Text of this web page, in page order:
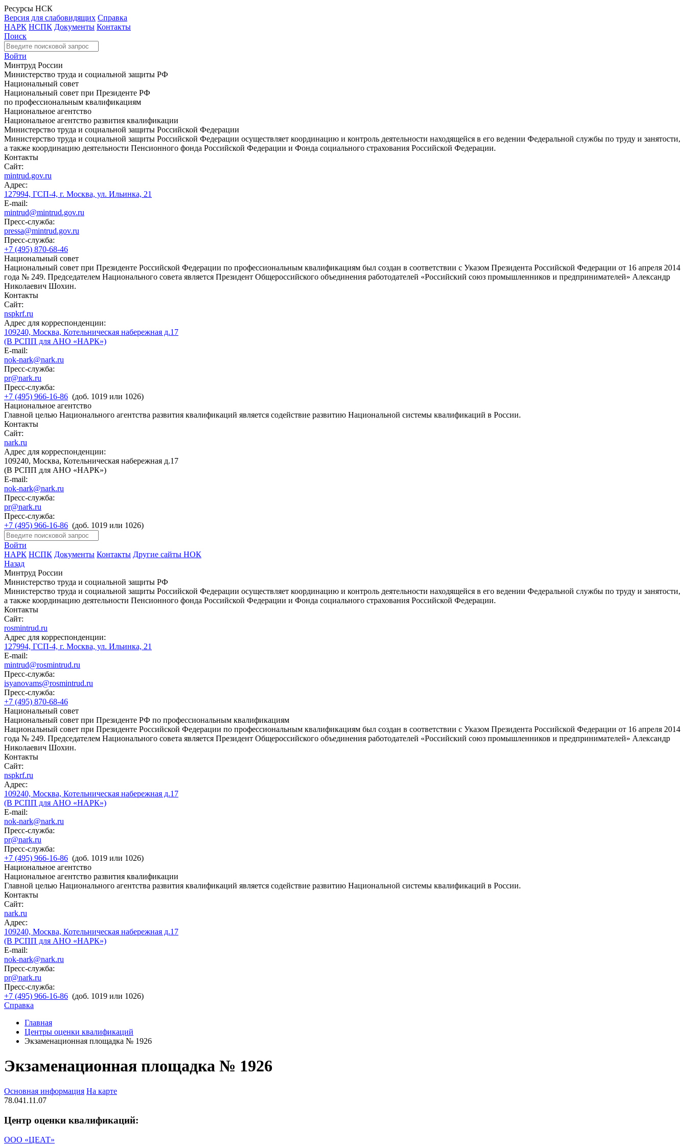
Ресурсы НСК
Версия для слабовидящих Справка
НАРК НСПК Документы Контакты
Поиск
Войти
Минтруд России
Министерство труда и социальной защиты РФ
Национальный совет
Национальный совет при Президенте РФ
по профессиональным квалификациям
Национальное агентство
Национальное агентство развития квалификации
Министерство труда и социальной защиты Российской Федерации
Министерство труда и социальной защиты Российской Федерации осуществляет координацию и контроль деятельности находящейся в его ведении Федеральной службы по труду и занятости,
а также координацию деятельности Пенсионного фонда Российской Федерации и Фонда социального страхования Российской Федерации.
Контакты
Сайт:
mintrud.gov.ru
Адрес:
127994, ГСП-4, г. Москва, ул. Ильинка, 21
E-mail:
mintrud@mintrud.gov.ru
Пресс-служба:
pressa@mintrud.gov.ru
Пресс-служба:
+7 (495) 870-68-46
Национальный совет
Национальный совет при Президенте Российской Федерации по профессиональным квалификациям был создан в соответствии с Указом Президента Российской Федерации от 16 апреля 2014
года № 249. Председателем Национального совета является Президент Общероссийского объединения работодателей «Российский союз промышленников и предпринимателей» Александр
Николаевич Шохин.
Контакты
Сайт:
nspkrf.ru
Адрес для корреспонденции:
109240, Москва, Котельническая набережная д.17
(В РСПП для АНО «НАРК»)
E-mail:
nok-nark@nark.ru
Пресс-служба:
pr@nark.ru
Пресс-служба:
+7 (495) 966-16-86 (доб. 1019 или 1026)
Национальное агентство
Главной целью Национального агентства развития квалификаций является содействие развитию Национальной системы квалификаций в России.
Контакты
Сайт:
nark.ru
Адрес для корреспонденции:
109240, Москва, Котельническая набережная д.17
(В РСПП для АНО «НАРК»)
E-mail:
nok-nark@nark.ru
Пресс-служба:
pr@nark.ru
Пресс-служба:
+7 (495) 966-16-86 (доб. 1019 или 1026)
Войти
НАРК НСПК Документы Контакты Другие сайты НОК
Назад
Минтруд России
Министерство труда и социальной защиты РФ
Министерство труда и социальной защиты Российской Федерации осуществляет координацию и контроль деятельности находящейся в его ведении Федеральной службы по труду и занятости,
а также координацию деятельности Пенсионного фонда Российской Федерации и Фонда социального страхования Российской Федерации.
Контакты
Сайт:
rosmintrud.ru
Адрес для корреспонденции:
127994, ГСП-4, г. Москва, ул. Ильинка, 21
E-mail:
mintrud@rosmintrud.ru
Пресс-служба:
isyanovams@rosmintrud.ru
Пресс-служба:
+7 (495) 870-68-46
Национальный совет
Национальный совет при Президенте РФ по профессиональным квалификациям
Национальный совет при Президенте Российской Федерации по профессиональным квалификациям был создан в соответствии с Указом Президента Российской Федерации от 16 апреля 2014
года № 249. Председателем Национального совета является Президент Общероссийского объединения работодателей «Российский союз промышленников и предпринимателей» Александр
Николаевич Шохин.
Контакты
Сайт:
nspkrf.ru
Адрес:
109240, Москва, Котельническая набережная д.17
(В РСПП для АНО «НАРК»)
E-mail:
nok-nark@nark.ru
Пресс-служба:
pr@nark.ru
Пресс-служба:
+7 (495) 966-16-86 (доб. 1019 или 1026)
Национальное агентство
Национальное агентство развития квалификации
Главной целью Национального агентства развития квалификаций является содействие развитию Национальной системы квалификаций в России.
Контакты
Сайт:
nark.ru
Адрес:
109240, Москва, Котельническая набережная д.17
(В РСПП для АНО «НАРК»)
E-mail:
nok-nark@nark.ru
Пресс-служба:
pr@nark.ru
Пресс-служба:
+7 (495) 966-16-86 (доб. 1019 или 1026)
Справка
Главная
Центры оценки квалификаций
Экзаменационная площадка № 1926
Экзаменационная площадка № 1926
Основная информация На карте
78.041.11.07
Центр оценки квалификаций:
ООО «ЦЕАТ»